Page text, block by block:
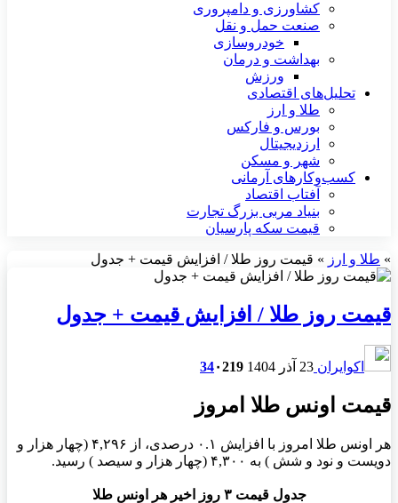
کشاورزی و دامپروری
صنعت حمل و نقل
خودروسازی
بهداشت و درمان
ورزش
تحلیل‌های اقتصادی
طلا و ارز
بورس و فارکس
ارزدیجیتال
شهر و مسکن
کسب‌وکارهای آرمانی
آفتاب اقتصاد
بنیاد مربی بزرگ تجارت
قیمت سکه پارسیان
» طلا و ارز » قیمت روز طلا / افزایش قیمت + جدول
قیمت روز طلا / افزایش قیمت + جدول
اکوایران 23 آذر 1404 34۰219
قیمت اونس طلا امروز
هر اونس طلا امروز با افزایش ۰.۱ درصدی، از ۴,۲۹۶ (چهار هزار و
دویست و نود و شش ) به ۴,۳۰۰ (چهار هزار و سیصد ) رسید.
جدول قیمت ۳ روز اخیر هر اونس طلا